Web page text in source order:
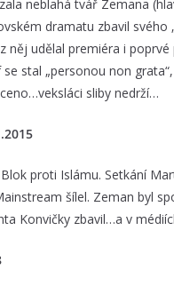
neblahá tvář Zemana
dramatu zbavil svého
něj udělal premiéra i
stal „personou non
sliby nedrží…
proti Islámu. Setkání
šílel. Zeman byl
Konvičky zbavil…a v